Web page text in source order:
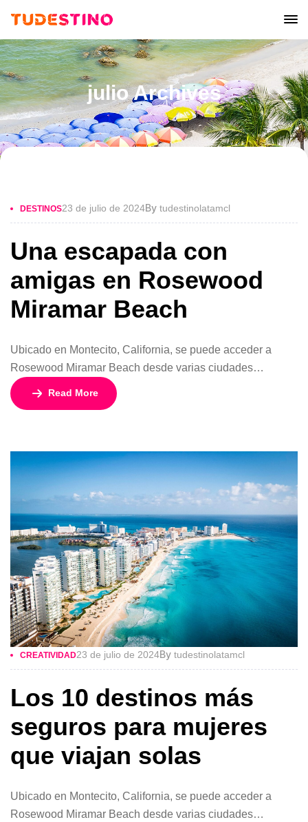
julio Archives
DESTINOS23 de julio de 2024By tudestinolatamcl
Una escapada con
amigas en Rosewood
Miramar Beach
Ubicado en Montecito, California, se puede acceder a
Rosewood Miramar Beach desde varias ciudades
cercanas. La mayoría de los viajeros de otros estados
optan por volar al Aeropuerto Municipal de Santa Bárbara.
Read More
CREATIVIDAD23 de julio de 2024By tudestinolatamcl
Los 10 destinos más
seguros para mujeres
que viajan solas
Ubicado en Montecito, California, se puede acceder a
Rosewood Miramar Beach desde varias ciudades